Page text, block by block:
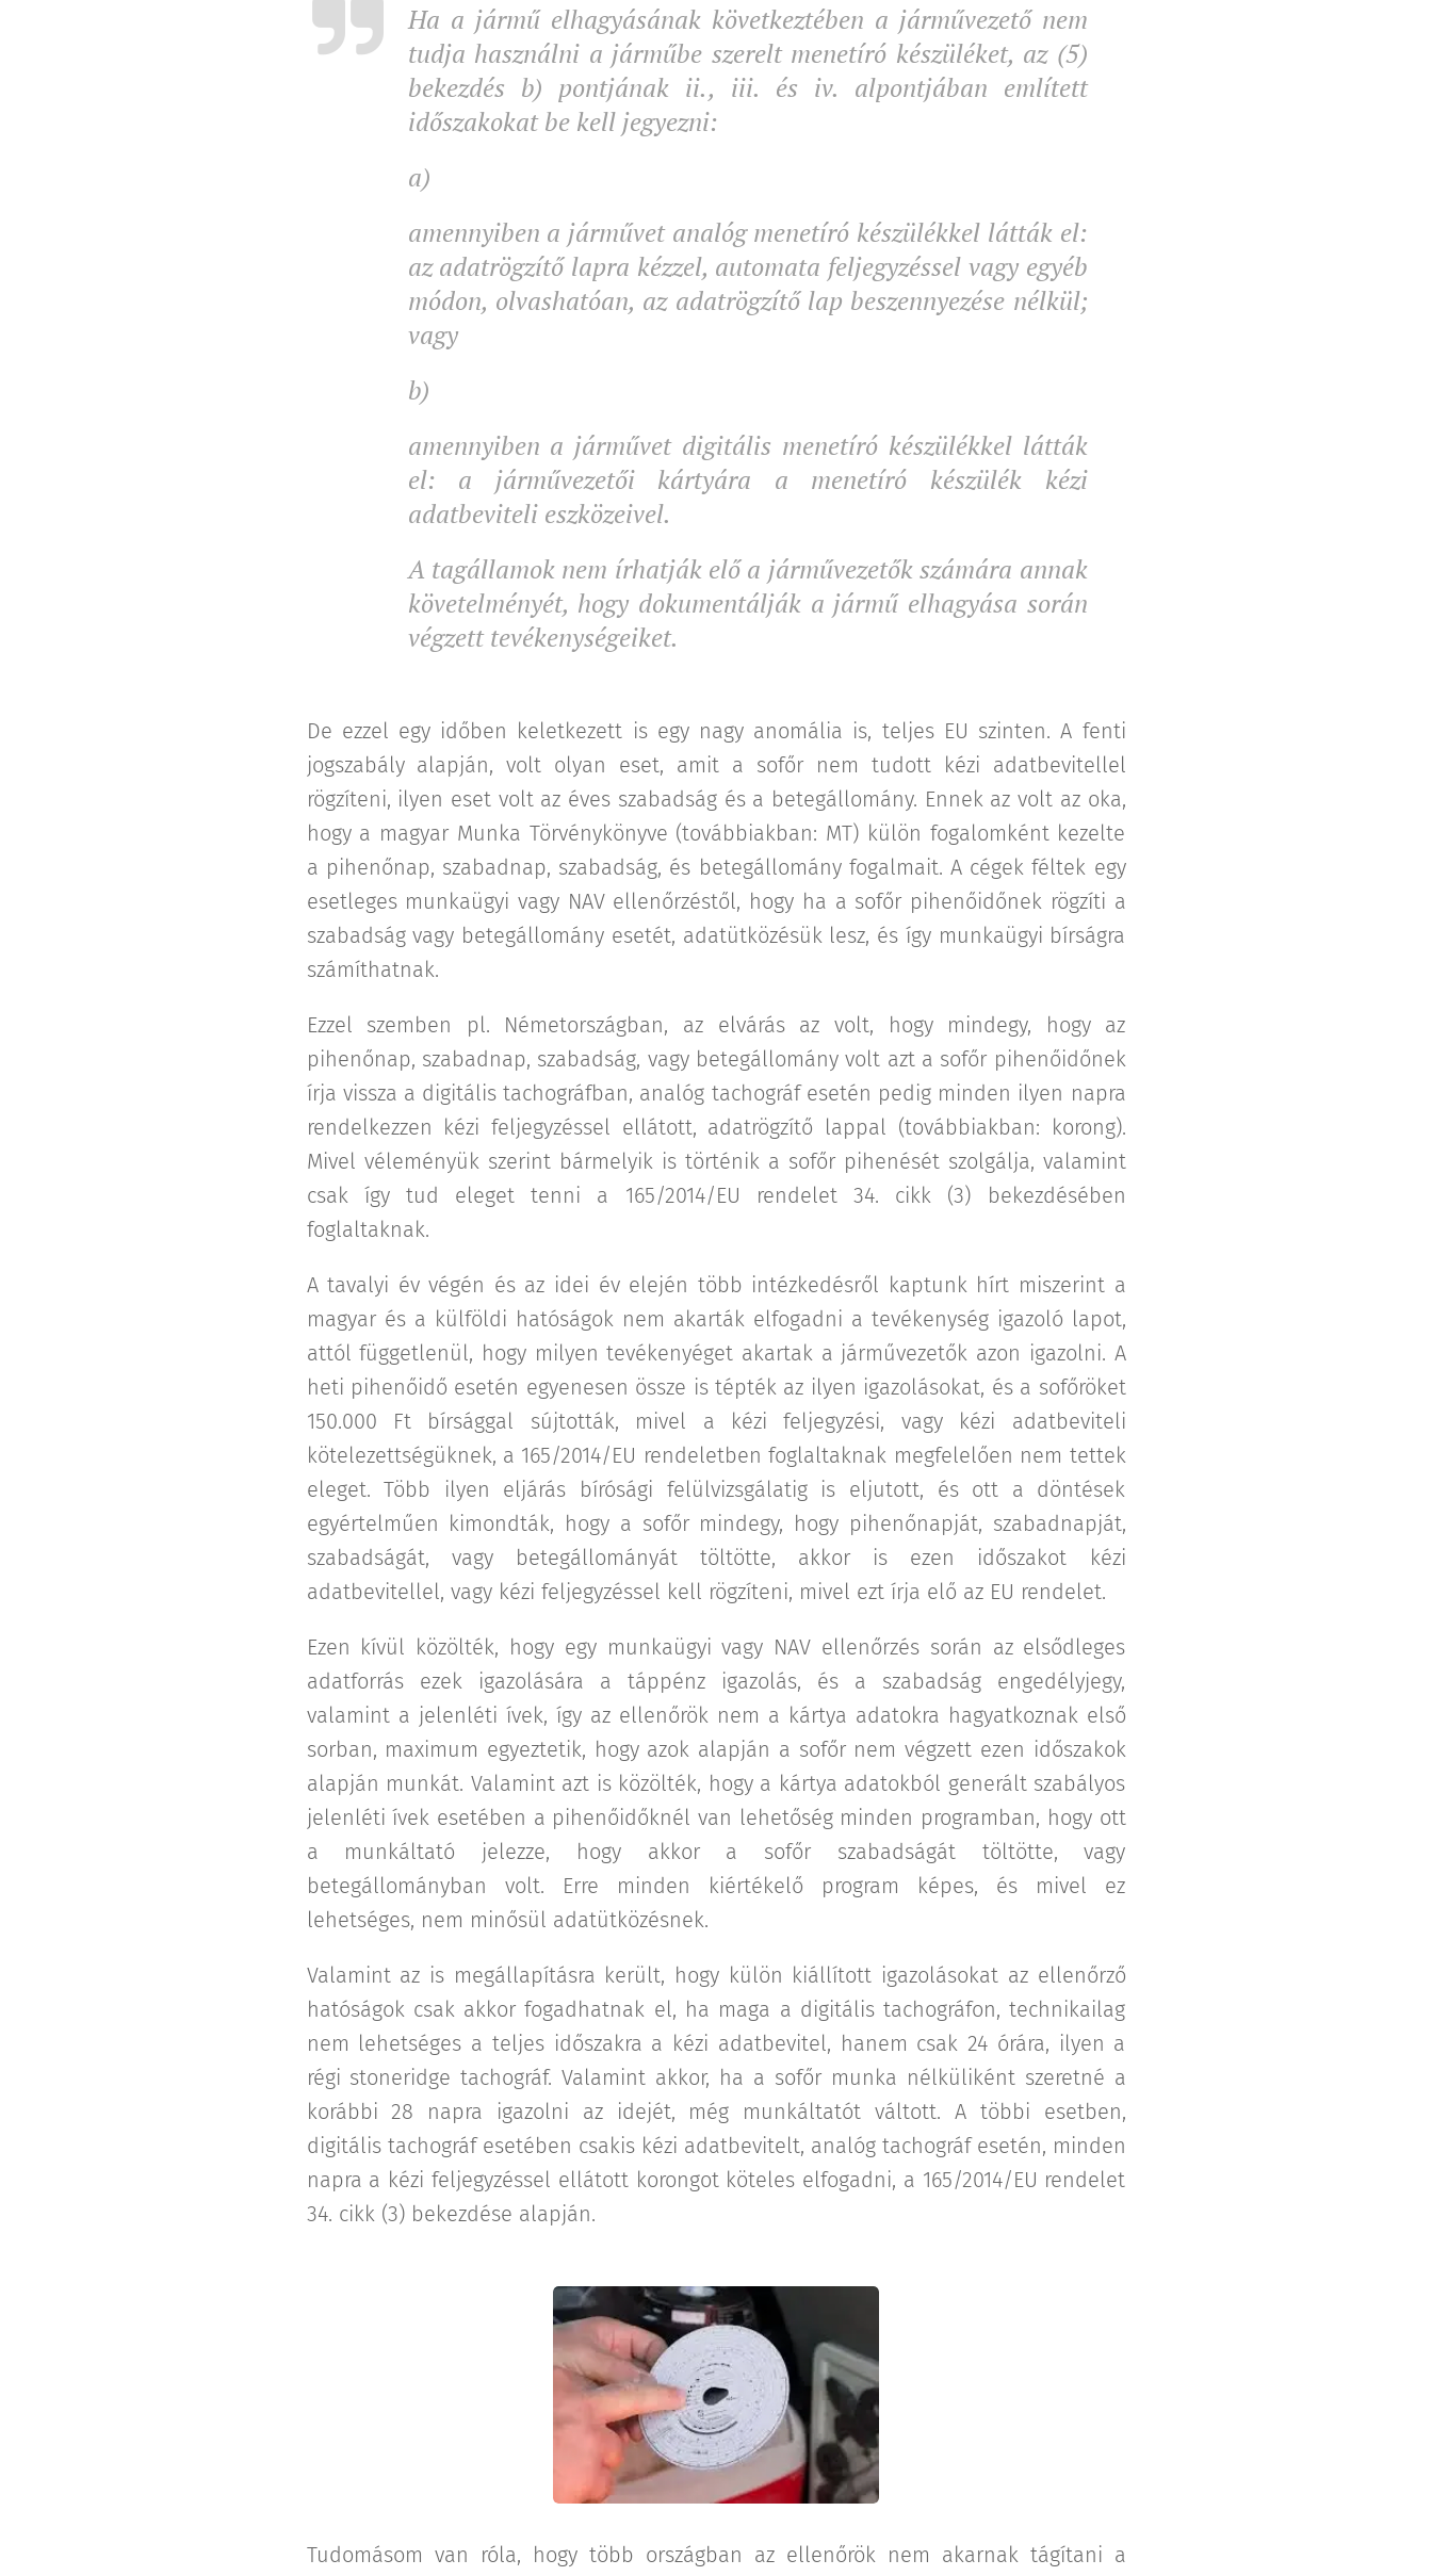
Ha a jármű elhagyásának következtében a járművezető nem
tudja használni a járműbe szerelt menetíró készüléket, az (5)
bekezdés b) pontjának ii., iii. és iv. alpontjában említett
időszakokat be kell jegyezni:
a)
amennyiben a járművet analóg menetíró készülékkel látták el:
az adatrögzítő lapra kézzel, automata feljegyzéssel vagy egyéb
módon, olvashatóan, az adatrögzítő lap beszennyezése nélkül;
vagy
b)
amennyiben a járművet digitális menetíró készülékkel látták
el: a járművezetői kártyára a menetíró készülék kézi
adatbeviteli eszközeivel.
A tagállamok nem írhatják elő a járművezetők számára annak
követelményét, hogy dokumentálják a jármű elhagyása során
végzett tevékenységeiket.
De ezzel egy időben keletkezett is egy nagy anomália is, teljes EU szinten. A fenti
jogszabály alapján, volt olyan eset, amit a sofőr nem tudott kézi adatbevitellel
rögzíteni, ilyen eset volt az éves szabadság és a betegállomány. Ennek az volt az oka,
hogy a magyar Munka Törvénykönyve (továbbiakban: MT) külön fogalomként kezelte
a pihenőnap, szabadnap, szabadság, és betegállomány fogalmait. A cégek féltek egy
esetleges munkaügyi vagy NAV ellenőrzéstől, hogy ha a sofőr pihenőidőnek rögzíti a
szabadság vagy betegállomány esetét, adatütközésük lesz, és így munkaügyi bírságra
számíthatnak.
Ezzel szemben pl. Németországban, az elvárás az volt, hogy mindegy, hogy az
pihenőnap, szabadnap, szabadság, vagy betegállomány volt azt a sofőr pihenőidőnek
írja vissza a digitális tachográfban, analóg tachográf esetén pedig minden ilyen napra
rendelkezzen kézi feljegyzéssel ellátott, adatrögzítő lappal (továbbiakban: korong).
Mivel véleményük szerint bármelyik is történik a sofőr pihenését szolgálja, valamint
csak így tud eleget tenni a 165/2014/EU rendelet 34. cikk (3) bekezdésében
foglaltaknak.
A tavalyi év végén és az idei év elején több intézkedésről kaptunk hírt miszerint a
magyar és a külföldi hatóságok nem akarták elfogadni a tevékenység igazoló lapot,
attól függetlenül, hogy milyen tevékenyéget akartak a járművezetők azon igazolni. A
heti pihenőidő esetén egyenesen össze is tépték az ilyen igazolásokat, és a sofőröket
150.000 Ft bírsággal sújtották, mivel a kézi feljegyzési, vagy kézi adatbeviteli
kötelezettségüknek, a 165/2014/EU rendeletben foglaltaknak megfelelően nem tettek
eleget. Több ilyen eljárás bírósági felülvizsgálatig is eljutott, és ott a döntések
egyértelműen kimondták, hogy a sofőr mindegy, hogy pihenőnapját, szabadnapját,
szabadságát, vagy betegállományát töltötte, akkor is ezen időszakot kézi
adatbevitellel, vagy kézi feljegyzéssel kell rögzíteni, mivel ezt írja elő az EU rendelet.
Ezen kívül közölték, hogy egy munkaügyi vagy NAV ellenőrzés során az elsődleges
adatforrás ezek igazolására a táppénz igazolás, és a szabadság engedélyjegy,
valamint a jelenléti ívek, így az ellenőrök nem a kártya adatokra hagyatkoznak első
sorban, maximum egyeztetik, hogy azok alapján a sofőr nem végzett ezen időszakok
alapján munkát. Valamint azt is közölték, hogy a kártya adatokból generált szabályos
jelenléti ívek esetében a pihenőidőknél van lehetőség minden programban, hogy ott
a munkáltató jelezze, hogy akkor a sofőr szabadságát töltötte, vagy
betegállományban volt. Erre minden kiértékelő program képes, és mivel ez
lehetséges, nem minősül adatütközésnek.
Valamint az is megállapításra került, hogy külön kiállított igazolásokat az ellenőrző
hatóságok csak akkor fogadhatnak el, ha maga a digitális tachográfon, technikailag
nem lehetséges a teljes időszakra a kézi adatbevitel, hanem csak 24 órára, ilyen a
régi stoneridge tachográf. Valamint akkor, ha a sofőr munka nélküliként szeretné a
korábbi 28 napra igazolni az idejét, még munkáltatót váltott. A többi esetben,
digitális tachográf esetében csakis kézi adatbevitelt, analóg tachográf esetén, minden
napra a kézi feljegyzéssel ellátott korongot köteles elfogadni, a 165/2014/EU rendelet
34. cikk (3) bekezdése alapján.
Tudomásom van róla, hogy több országban az ellenőrök nem akarnak tágítani a